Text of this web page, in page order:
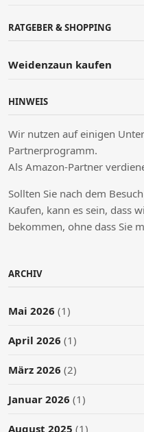
RATGEBER & SHOPPING
Weidenzaun kaufen
HINWEIS
Wir nutzen auf einigen
Partnerprogramm.
Als Amazon-Partner
Sollten Sie nach dem
Kaufen, kann es sein, dass
bekommen, ohne dass Sie
ARCHIV
Mai 2026 (1)
April 2026 (1)
März 2026 (2)
Januar 2026 (1)
August 2025 (1)